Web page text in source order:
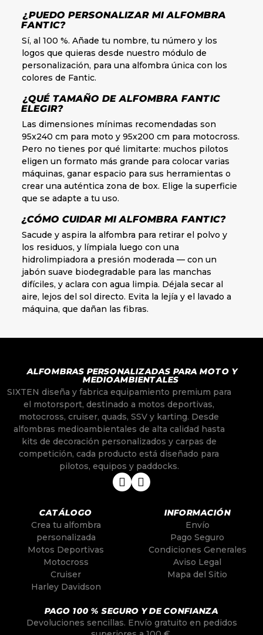
¿PUEDO PERSONALIZAR MI ALFOMBRA
FANTIC?
Sí, al 100 %. Añade tu nombre, tu número y los
logos que quieras desde nuestro módulo de
personalización, para una alfombra única con los
colores de Fantic.
¿QUÉ TAMAÑO DE ALFOMBRA FANTIC
ELEGIR?
Las dimensiones mínimas recomendadas son
95x240 cm para moto y 95x200 cm para motocross.
Pero no tienes por qué limitarte: muchos pilotos
eligen un formato más grande para colocar varias
máquinas, ganar espacio para sus herramientas o
crear una auténtica zona de box. Elige la superficie
que se adapte a tu uso.
¿CÓMO CUIDAR MI ALFOMBRA FANTIC?
Sacude y aspira la alfombra para retirar el polvo y
los residuos, y límpiala luego con una
hidrolimpiadora a presión moderada — con un
jabón suave biodegradable para las manchas
difíciles, y aclara con agua limpia. Déjala secar al
aire, lejos del sol directo. Evita la lejía y el lavado a
máquina, que dañan las fibras.
ALFOMBRAS PERSONALIZADAS PARA MOTO Y
MEDIOAMBIENTALES
SIXTEN diseña y fabrica equipamiento premium para
el motorsport, destinado a motos deportivas,
motocross, cruiser, quads, SSV y karting. Desde
alfombras medioambientales de alta calidad hasta
kits de decoración personalizados y carpas de
competición, cada producto está diseñado para
pilotos, equipos y paddocks.
CATÁLOGO
Crea tu alfombra
personalizada
Motos Deportivas
Motocross
Cruiser
Harley Davidson
INFORMACIÓN
Envío
Pago Seguro
Condiciones Generales
Aviso Legal
Mapa del Sitio
PAGO 100 % SEGURO Y DE CONFIANZA
Devoluciones sencillas. Envío gratuito en pedidos